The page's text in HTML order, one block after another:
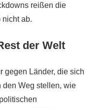
reißen die
nicht ab.
der Welt
gegen Länder, die sich
den Weg stellen, wie